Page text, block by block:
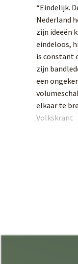
“Eindelijk.
Nederland
zijn ideeën
eindeloos,
is constant
zijn
een
elkaar te
Volkskrant